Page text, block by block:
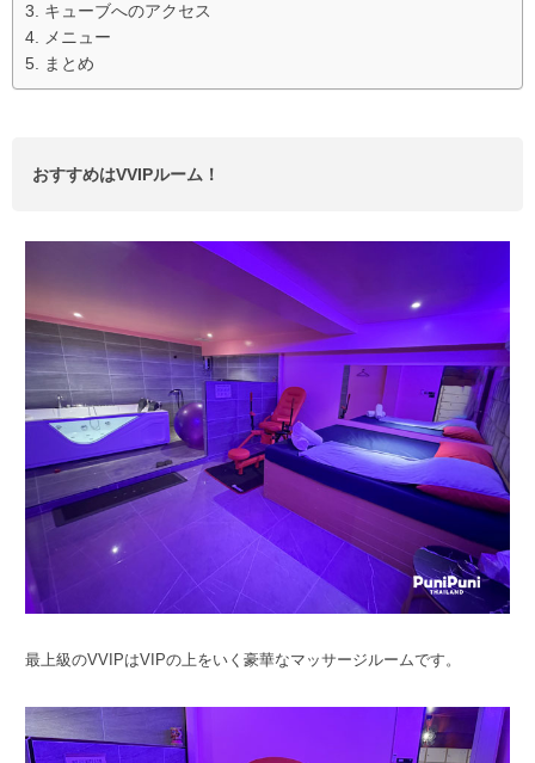
キューブへのアクセス
メニュー
まとめ
おすすめはVVIPルーム！
最上級のVVIPはVIPの上をいく豪華なマッサージルームです。